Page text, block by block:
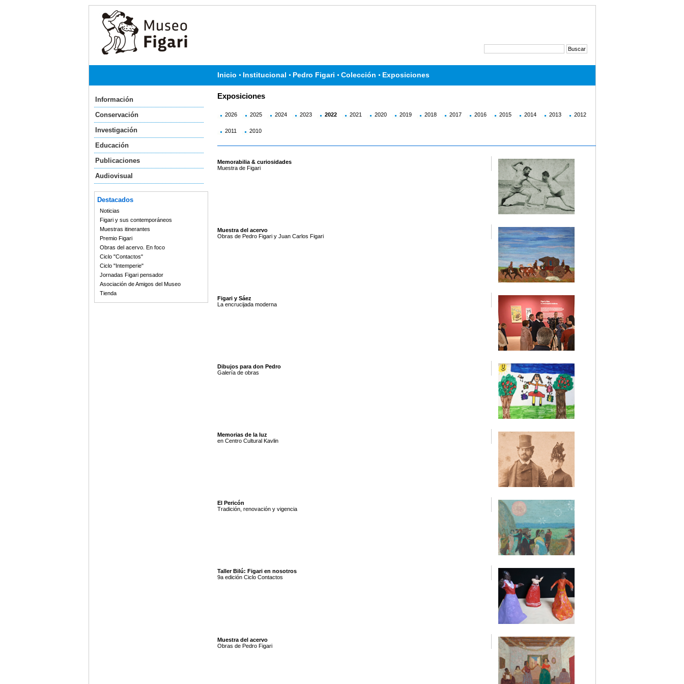
Inicio Institucional Pedro Figari Colección Exposiciones
Información
Conservación
Investigación
Educación
Publicaciones
Audiovisual
Destacados
Noticias
Figari y sus contemporáneos
Muestras itinerantes
Premio Figari
Obras del acervo. En foco
Ciclo "Contactos"
Ciclo "Intemperie"
Jornadas Figari pensador
Asociación de Amigos del Museo
Tienda
Exposiciones
2026 2025 2024 2023 2022 2021 2020 2019 2018 2017 2016 2015 2014 2013 2012
2011 2010
Memorabilia & curiosidades
Muestra de Figari
Muestra del acervo
Obras de Pedro Figari y Juan Carlos Figari
Figari y Sáez
La encrucijada moderna
Dibujos para don Pedro
Galería de obras
Memorias de la luz
en Centro Cultural Kavlin
El Pericón
Tradición, renovación y vigencia
Taller Bilú: Figari en nosotros
9a edición Ciclo Contactos
Muestra del acervo
Obras de Pedro Figari